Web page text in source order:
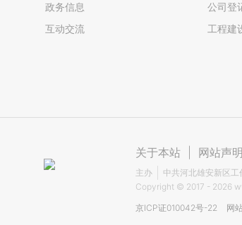
政务信息
互动交流
公司登
工程建
关于本站 网站声明
主办
中共河北雄安新区
Copyright © 2017 - 2026
京ICP证010042号-22
网